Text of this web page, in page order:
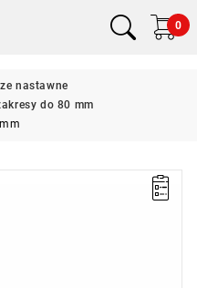
0
nastawne
do 80 mm